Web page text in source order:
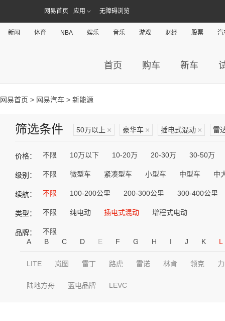
网易首页 应用 无障碍浏览
新闻 体育 NBA 娱乐 音乐 游戏 财经 股票 汽
首页 购车 新车
网易首页 > 网易汽车 > 新能源
筛选条件 50万以上 × 豪华车 × 插电式混动 × 雷
价格： 不限 10万以下 10-20万 20-30万 30-50万
级别： 不限 微型车 紧凑型车 小型车 中型车 中
续航： 不限 100-200公里 200-300公里 300-400公里
类型： 不限 纯电动 插电式混动 增程式电动
品牌：
不限
A
B C D E F G H I J K L
LITE 岚图 雷丁 路虎 雷诺 林肯 领克
陆地方舟 蓝电品牌 LEVC